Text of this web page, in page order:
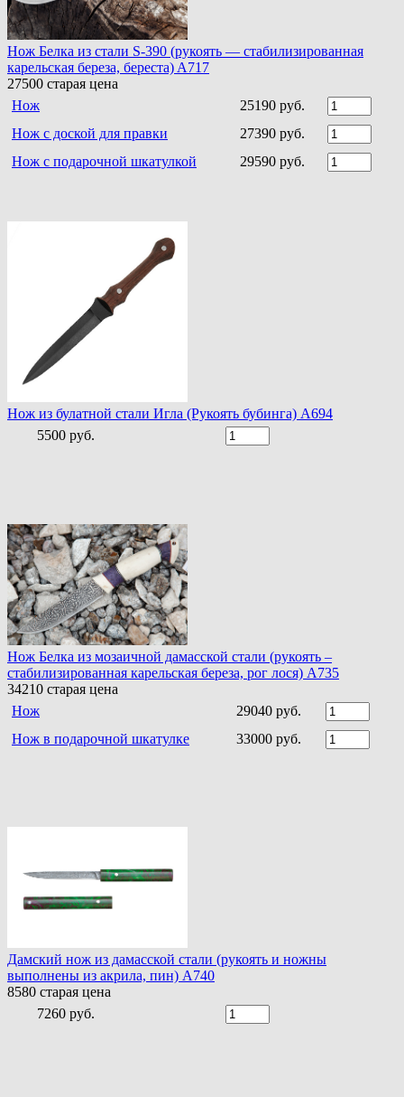
Нож Белка из стали S-390 (рукоять — стабилизированная
карельская береза, береста) A717
27500 старая цена
Нож
25190 руб.
Нож с доской для правки
27390 руб.
Нож с подарочной шкатулкой
29590 руб.
Нож из булатной стали Игла (Рукоять бубинга) A694
5500 руб.
Нож Белка из мозаичной дамасской стали (рукоять –
стабилизированная карельская береза, рог лося) A735
34210 старая цена
Нож
29040 руб.
Нож в подарочной шкатулке
33000 руб.
Дамский нож из дамасской стали (рукоять и ножны
выполнены из акрила, пин) A740
8580 старая цена
7260 руб.